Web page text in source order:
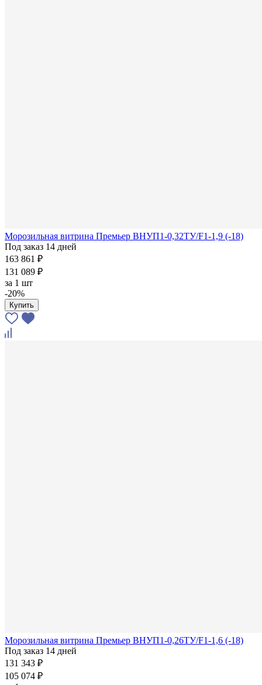
Морозильная витрина Премьер ВНУП1-0,32ТУ/F1-1,9 (-18)
Под заказ 14 дней
163 861 ₽
131 089 ₽
за 1 шт
-20%
Купить
Морозильная витрина Премьер ВНУП1-0,26ТУ/F1-1,6 (-18)
Под заказ 14 дней
131 343 ₽
105 074 ₽